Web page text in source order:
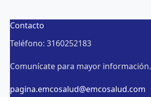
Contacto
Teléfono: 3160252183
Comunícate para mayor información.
pagina.emcosalud@emcosalud.com